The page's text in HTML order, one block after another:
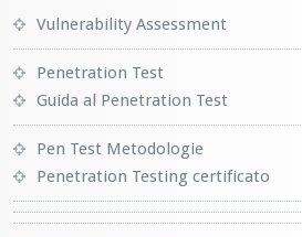
Vulnerability Assessment
Penetration Test
Guida al Penetration Test
Pen Test Metodologie
Penetration Testing certificato